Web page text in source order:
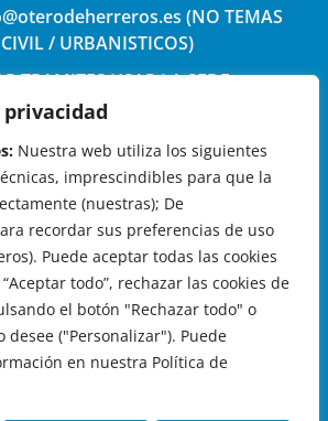
Nuestra web utiliza los siguientes
imprescindibles para que la
(nuestras); De
recordar sus preferencias de uso
Puede aceptar todas las cookies
todo”, rechazar las cookies de
el botón "Rechazar todo" o
desee ("Personalizar"). Puede
en nuestra Política de
(NO TEMAS
/ URBANISTICOS)
TRAMITES USAR LA SEDE
(pinchar aquí)
EN LAS REDES
de Otero de Herreros